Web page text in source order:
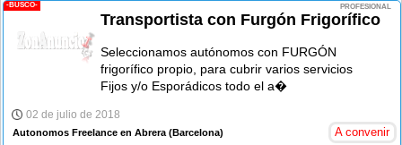
-BUSCO- PROFESIONAL
Transportista con Furgón Frigorífico
Seleccionamos autónomos con FURGÓN
frigorífico propio, para cubrir varios servicios
Fijos y/o Esporádicos todo el a�
02 de julio de 2018
Autonomos Freelance en Abrera (Barcelona) A convenir